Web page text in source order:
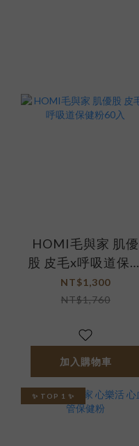
HOMI毛與家 肌優
股 皮毛x呼吸道保健
粉60入
NT$1,300
NT$1,760
加入購物車
✨ TOP 1 ✨